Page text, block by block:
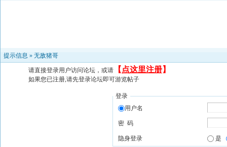
提示信息 » 无敌猪哥
请直接登录用户访问论坛，或请 【 点这里注册】
如果您已注册,请先登录论坛即可游览帖子
登录
用户名
密 码
隐身登录 是